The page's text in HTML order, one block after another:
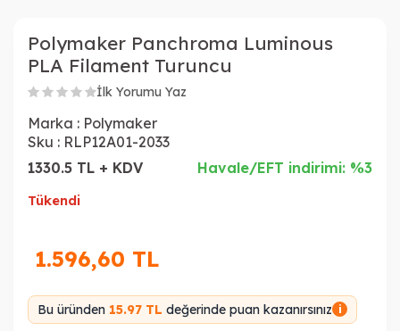
Polymaker Panchroma Luminous
PLA Filament Turuncu
İlk Yorumu Yaz
Marka : Polymaker
Sku : RLP12A01-2033
1330.5 TL + KDV
Havale/EFT indirimi: %3
Tükendi
1.596,60 TL
Bu üründen 15.97 TL değerinde puan kazanırsınız i